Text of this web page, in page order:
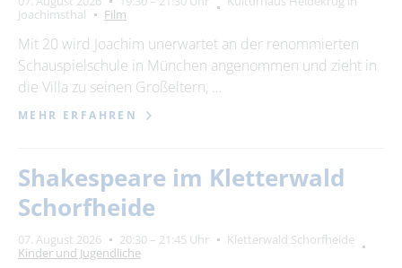
Joachimsthal
Film
Mit 20 wird Joachim unerwartet an der renommierten
Schauspielschule in München angenommen und zieht in
die Villa zu seinen Großeltern, …
MEHR ERFAHREN
Shakespeare im Kletterwald
Schorfheide
07. August 2026 20:30 – 21:45 Uhr
Kletterwald Schorfheide
Kinder und Jugendliche